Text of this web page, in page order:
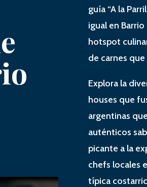
guía “A la
igual en
hotspot
de carnes
Explora la
houses que
argentinas
auténticos
picante a la
chefs locales
típica